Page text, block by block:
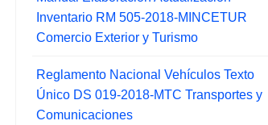
Inventario RM 505-2018-MINCETUR
Comercio Exterior y Turismo
Reglamento Nacional Vehículos Texto
Único DS 019-2018-MTC Transportes y
Comunicaciones